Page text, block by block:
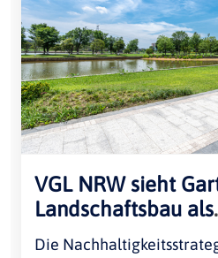
VGL NRW sieht
Landschaftsbau als
Umsetzungspartner
Die